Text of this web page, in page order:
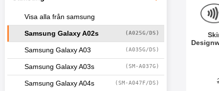
Visa alla från samsung
Samsung Galaxy A02s (A025G/DS)
Samsung Galaxy A03 (A035G/DS)
Samsung Galaxy A03s (SM-A037G)
Samsung Galaxy A04s (SM-A047F/DS)
Art. nr